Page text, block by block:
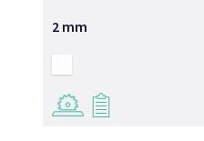
2 mm
→ →